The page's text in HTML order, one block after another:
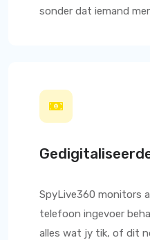
sonder dat iemand
SpyLive360 monitors
telefoon ingevoer
alles wat jy tik, of dit